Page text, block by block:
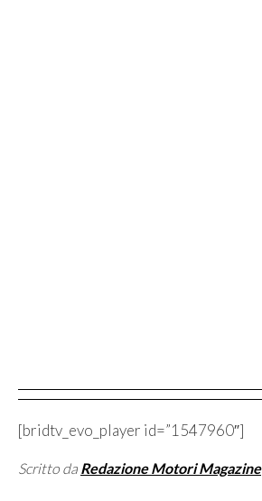
[bridtv_evo_player id=”1547960″]
Scritto da Redazione Motori Magazine